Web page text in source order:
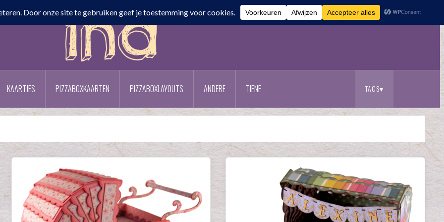
TAGS
KAARTJES PIZZABOXKAARTEN PIZZABOXLAYOUTS ANDERE TIENE